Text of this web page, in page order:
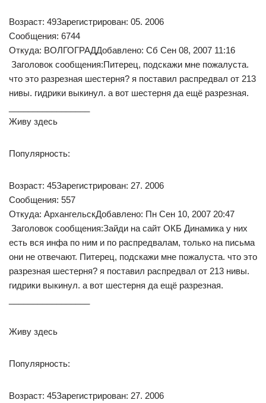
Возраст: 49Зарегистрирован: 05. 2006
Сообщения: 6744
Откуда: ВОЛГОГРАДДобавлено: Сб Сен 08, 2007 11:16
Заголовок сообщения:Питерец, подскажи мне пожалуста.
что это разрезная шестерня? я поставил распредвал от 213
нивы. гидрики выкинул. а вот шестерня да ещё разрезная.
Живу здесь
Популярность:
Возраст: 45Зарегистрирован: 27. 2006
Сообщения: 557
Откуда: АрхангельскДобавлено: Пн Сен 10, 2007 20:47
Заголовок сообщения:Зайди на сайт ОКБ Динамика у них
есть вся инфа по ним и по распредвалам, только на письма
они не отвечают. Питерец, подскажи мне пожалуста. что это
разрезная шестерня? я поставил распредвал от 213 нивы.
гидрики выкинул. а вот шестерня да ещё разрезная.
Живу здесь
Популярность:
Возраст: 45Зарегистрирован: 27. 2006